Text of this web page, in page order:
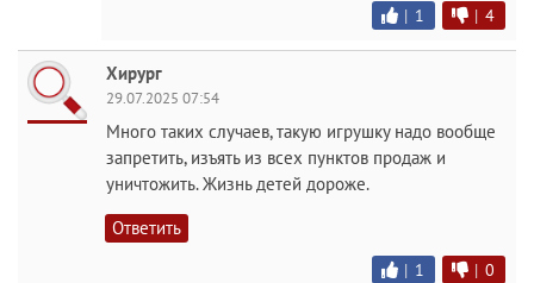
| 1 | 4
Хирург
29.07.2025 07:54
Много таких случаев, такую игрушку надо вообще
запретить, изъять из всех пунктов продаж и
уничтожить. Жизнь детей дороже.
Ответить
| 1 | 0